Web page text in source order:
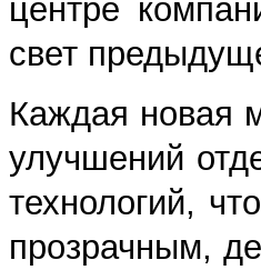
центре
свет
Каждая новая
улучшений
технологий,
прозрачным,